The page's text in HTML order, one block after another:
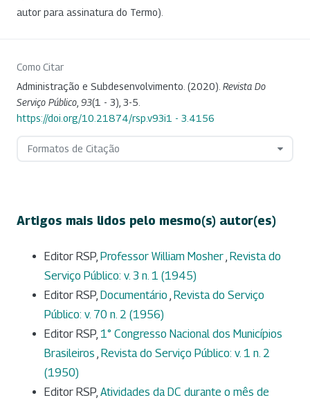
autor para assinatura do Termo).
Como Citar
Administração e Subdesenvolvimento. (2020). Revista Do
Serviço Público, 93(1 - 3), 3-5.
https://doi.org/10.21874/rsp.v93i1 - 3.4156
Formatos de Citação
Artigos mais lidos pelo mesmo(s) autor(es)
Editor RSP, Professor William Mosher, Revista do
Serviço Público: v. 3 n. 1 (1945)
Editor RSP, Documentário , Revista do Serviço
Público: v. 70 n. 2 (1956)
Editor RSP, 1° Congresso Nacional dos Municípios
Brasileiros , Revista do Serviço Público: v. 1 n. 2
(1950)
Editor RSP, Atividades da DC durante o mês de